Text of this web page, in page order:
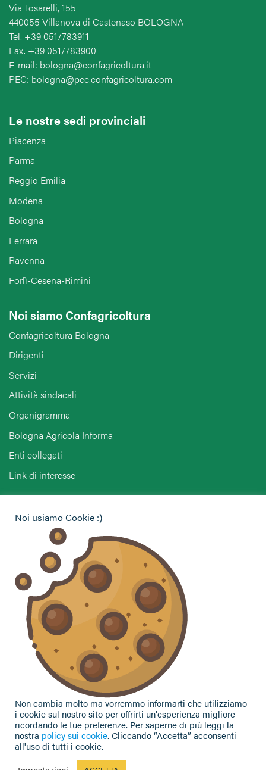
Via Tosarelli, 155
440055 Villanova di Castenaso BOLOGNA
Tel. +39 051/783911
Fax. +39 051/783900
E-mail: bologna@confagricoltura.it
PEC: bologna@pec.confagricoltura.com
Le nostre sedi provinciali
Piacenza
Parma
Reggio Emilia
Modena
Bologna
Ferrara
Ravenna
Forlì-Cesena-Rimini
Noi siamo Confagricoltura
Confagricoltura Bologna
Dirigenti
Servizi
Attività sindacali
Organigramma
Bologna Agricola Informa
Enti collegati
Link di interesse
Vuoi contattarci per ricevere assistenza, lasciare un
commento o chiedere informazioni?
CONTATTACI
Seguici sui social
Privacy Policy|Cookie Policy
© 2002-2026 CAA Confagricoltura Emilia Romagna srl - P.IVA
Noi usiamo Cookie :)
Non cambia molto ma vorremmo informarti che utilizziamo
i cookie sul nostro sito per offrirti un'esperienza migliore
ricordando le tue preferenze. Per saperne di più leggi la
nostra policy sui cookie. Cliccando “Accetta” acconsenti
all'uso di tutti i cookie.